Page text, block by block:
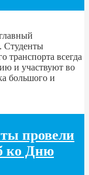
Студенты
транспорта всегда
и участвуют во
большого и
провели
ко Дню